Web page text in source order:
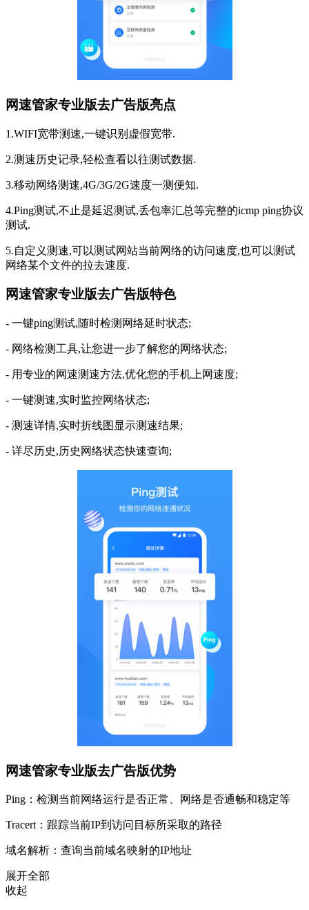
网速管家专业版去广告版亮点
1.WIFI宽带测速,一键识别虚假宽带.
2.测速历史记录,轻松查看以往测试数据.
3.移动网络测速,4G/3G/2G速度一测便知.
4.Ping测试,不止是延迟测试,丢包率汇总等完整的icmp ping协议
测试.
5.自定义测速,可以测试网站当前网络的访问速度,也可以测试
网络某个文件的拉去速度.
网速管家专业版去广告版特色
- 一键ping测试,随时检测网络延时状态;
- 网络检测工具,让您进一步了解您的网络状态;
- 用专业的网速测速方法,优化您的手机上网速度;
- 一键测速,实时监控网络状态;
- 测速详情,实时折线图显示测速结果;
- 详尽历史,历史网络状态快速查询;
网速管家专业版去广告版优势
Ping：检测当前网络运行是否正常、网络是否通畅和稳定等
Tracert：跟踪当前IP到访问目标所采取的路径
域名解析：查询当前域名映射的IP地址
展开全部
收起